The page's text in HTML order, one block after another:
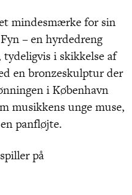
mindesmærke for sin
– en hyrdedreng
i skikkelse af
en bronzeskulptur der
i København
musikkens unge muse,
panfløjte.
på